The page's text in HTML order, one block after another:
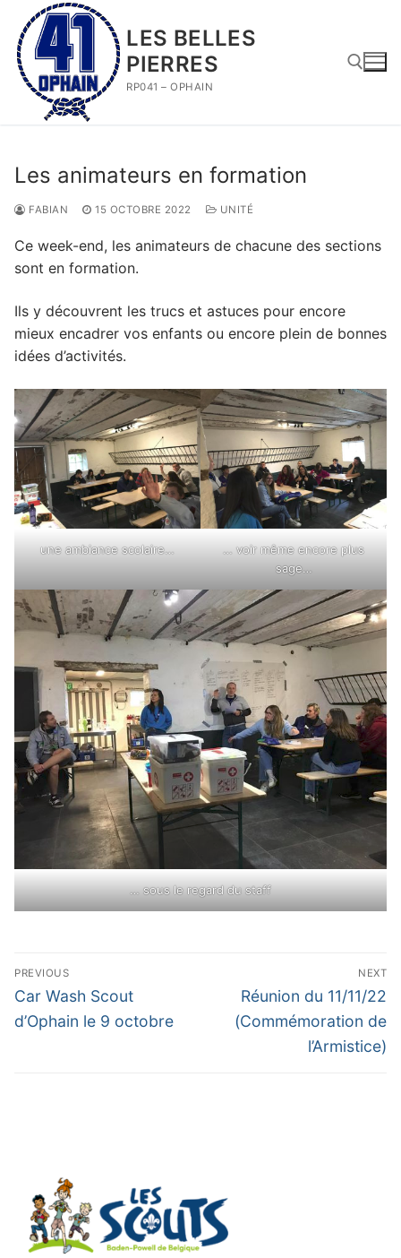
contenu
LES BELLES
PIERRES
RP041 – OPHAIN
Les animateurs en formation
FABIAN 15 OCTOBRE 2022 UNITÉ
Ce week-end, les animateurs de chacune des sections
sont en formation.
Ils y découvrent les trucs et astuces pour encore
mieux encadrer vos enfants ou encore plein de bonnes
idées d’activités.
une ambiance scolaire…
… voir même encore plus
sage…
… sous le regard du staff
Navigation
de
l’article
PREVIOUS
Previous
post:
Car Wash Scout
d’Ophain le 9 octobre
NEXT
Next
post:
Réunion du 11/11/22
(Commémoration de
l’Armistice)